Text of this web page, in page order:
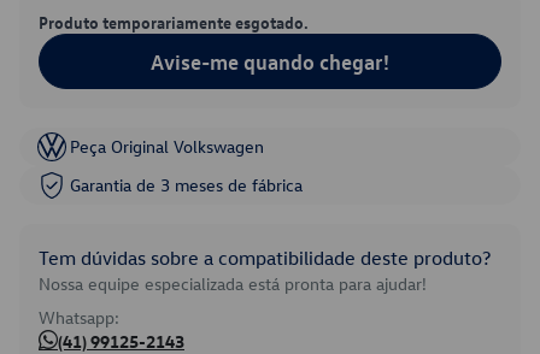
Produto temporariamente esgotado.
Avise-me quando chegar!
Peça Original Volkswagen
Garantia de 3 meses de fábrica
Tem dúvidas sobre a compatibilidade deste produto?
Nossa equipe especializada está pronta para ajudar!
Whatsapp:
(41) 99125-2143